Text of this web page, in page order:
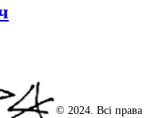
© 2024. Всі права